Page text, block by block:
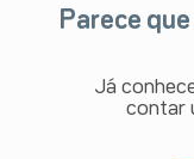
Parece
Já
contar